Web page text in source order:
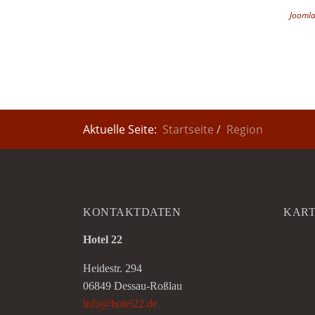
Aktuelle Seite: Startseite Region
KONTAKTDATEN
Hotel 22
Heidestr. 294
06849 Dessau-Roßlau
info@hotel22.de